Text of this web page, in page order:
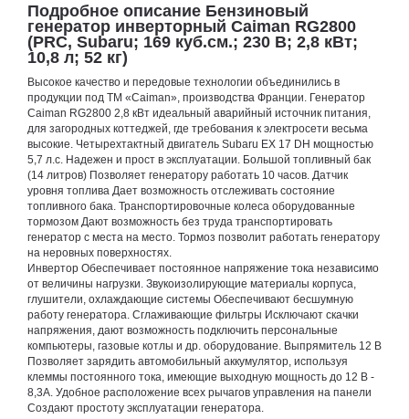
Подробное описание Бензиновый
генератор инверторный Caiman RG2800
(PRC, Subaru; 169 куб.см.; 230 В; 2,8 кВт;
10,8 л; 52 кг)
Высокое качество и передовые технологии объединились в
продукции под ТМ «Caiman», производства Франции. Генератор
Caiman RG2800 2,8 кВт идеальный аварийный источник питания,
для загородных коттеджей, где требования к электросети весьма
высокие. Четырехтактный двигатель Subaru EX 17 DH мощностью
5,7 л.с. Надежен и прост в эксплуатации. Большой топливный бак
(14 литров) Позволяет генератору работать 10 часов. Датчик
уровня топлива Дает возможность отслеживать состояние
топливного бака. Транспортировочные колеса оборудованные
тормозом Дают возможность без труда транспортировать
генератор с места на место. Тормоз позволит работать генератору
на неровных поверхностях.
Инвертор Обеспечивает постоянное напряжение тока независимо
от величины нагрузки. Звукоизолирующие материалы корпуса,
глушители, охлаждающие системы Обеспечивают бесшумную
работу генератора. Сглаживающие фильтры Исключают скачки
напряжения, дают возможность подключить персональные
компьютеры, газовые котлы и др. оборудование. Выпрямитель 12 В
Позволяет зарядить автомобильный аккумулятор, используя
клеммы постоянного тока, имеющие выходную мощность до 12 В -
8,3А. Удобное расположение всех рычагов управления на панели
Создают простоту эксплуатации генератора.